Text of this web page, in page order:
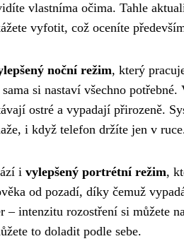
vlastníma očima. Tahle
vyfotit, což oceníte
noční režim, který
si nastaví všechno
ostré a vypadají přirozeně.
i když telefon držíte jen v
i vylepšený portrétní režim,
od pozadí, díky čemuž
– intenzitu rozostření si můžete
to doladit podle sebe.